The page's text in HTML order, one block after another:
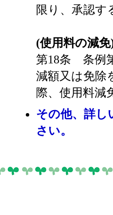
限り、承認す
(使用料の減免
第18条 条例
減額又は免除
際、使用料減
その他、詳し
さい。